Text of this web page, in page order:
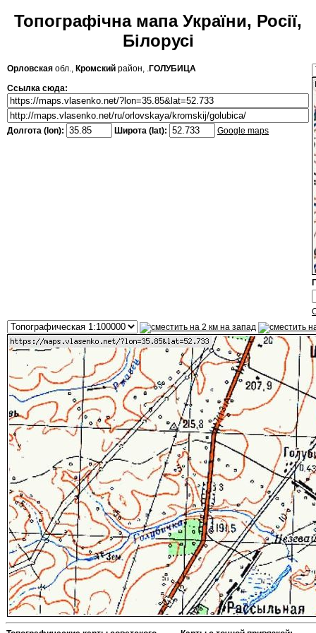
Топографічна мапа України, Росії,
Білорусі
Орловская обл., Кромский район, .ГОЛУБИЦА
Ссылка сюда:
Долгота (lon): Широта (lat): Google maps